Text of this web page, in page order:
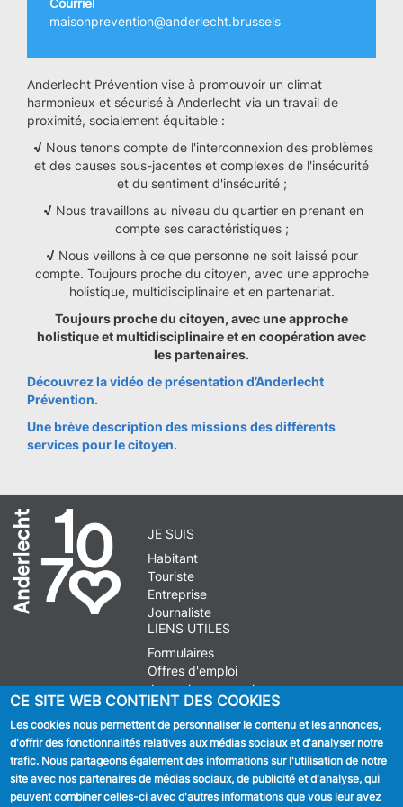
Courriel
maisonprevention@anderlecht.brussels
Anderlecht Prévention vise à promouvoir un climat
harmonieux et sécurisé à Anderlecht via un travail de
proximité, socialement équitable :
√ Nous tenons compte de l'interconnexion des problèmes
et des causes sous-jacentes et complexes de l'insécurité
et du sentiment d'insécurité ;
√ Nous travaillons au niveau du quartier en prenant en
compte ses caractéristiques ;
√ Nous veillons à ce que personne ne soit laissé pour
compte. Toujours proche du citoyen, avec une approche
holistique, multidisciplinaire et en partenariat.
Toujours proche du citoyen, avec une approche
holistique et multidisciplinaire et en coopération avec
les partenaires.
Découvrez la vidéo de présentation d’Anderlecht
Prévention.
Une brève description des missions des différents
services pour le citoyen.
JE SUIS
Habitant
Touriste
Entreprise
Journaliste
LIENS UTILES
Formulaires
Offres d'emploi
Journal communal
Stationnement
SUIVEZ NOUS
Facebook
CE SITE WEB CONTIENT DES COOKIES
Les cookies nous permettent de personnaliser le contenu et les annonces,
d'offrir des fonctionnalités relatives aux médias sociaux et d'analyser notre
trafic. Nous partageons également des informations sur l'utilisation de notre
site avec nos partenaires de médias sociaux, de publicité et d'analyse, qui
peuvent combiner celles-ci avec d'autres informations que vous leur avez